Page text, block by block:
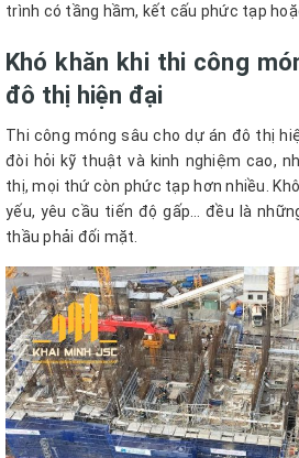
trình có tầng hầm, kết cấu phức tạp
Khó khăn khi thi công
đô thị hiện đại
Thi công móng sâu cho dự án đô thị
đòi hỏi kỹ thuật và kinh nghiệm cao,
thị, mọi thứ còn phức tạp hơn nhiều.
yếu, yêu cầu tiến độ gấp… đều là
thầu phải đối mặt.